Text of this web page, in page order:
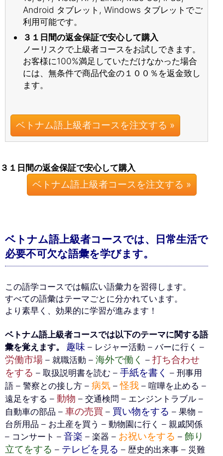
Android タブレット, Windows タブレットでご
利用可能です。
３１日間の返金保証で安心して購入
ノーリスクで上級者コースをお試しできます。
お客様に100%満足していただけなかった場合
には、無条件で商品代金の１００％を返金致し
ます。
ベトナム語上級者コースを注文する »
３１日間の返金保証で安心して購入
ベトナム語上級者コースを注文する »
ベトナム語上級者コースでは、日常生活で
必要不可欠な語彙を学びます。
この語学コースでは幅広い語彙力を習得します。
すべての語彙はテーマごとに分かれています。
より素早く、効果的に学習が進みます！
ベトナム語上級者コースでは以下のテーマに関する語
彙を覚えます。 趣味 – レジャー活動 – バーに行く –
労働市場 – 就職活動 – 海外で働く – 打ち合わせ
をする – 取扱説明書を読む – 手紙を書く – 刑事用
語 – 警察との接し方 – 病気 –怪我 – 喧嘩を止める –
遠足をする – 動物 – 交通検問 – エンジントラブル –
自動車の部品 – 車の売買 – 買い物をする – 果物 –
台所用品 – お土産を買う – 動物園に行く – 親戚関係
– コンサート – 音楽 – 楽器 – お祝いをする – 飾り
立てをする – テレビを見る – 歴史的出来事 – 災難